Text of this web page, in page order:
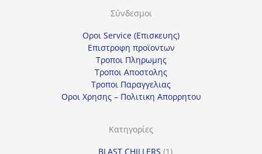
Σύνδεσμοι
Οροι Service (Επισκευης)
Επιστροφη προϊοντων
Τροποι Πληρωμης
Τροποι Αποστολης
Τροποι Παραγγελιας
Οροι Χρησης – Πολιτικη Απορρητου
Κατηγορίες
BLAST CHILLERS 11